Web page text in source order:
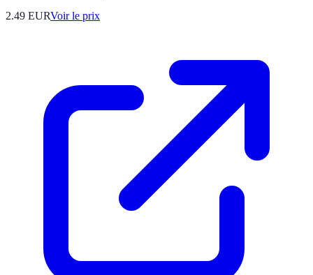
2.49 EURVoir le prix